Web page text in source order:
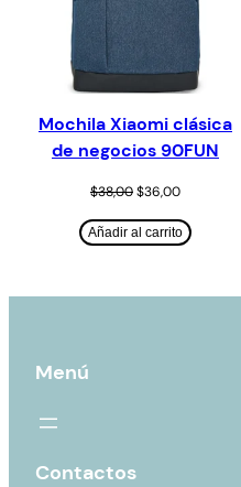
Mochila Xiaomi clásica
de negocios 90FUN
$38,00$36,00
Añadir al carrito
Menú
Contactos